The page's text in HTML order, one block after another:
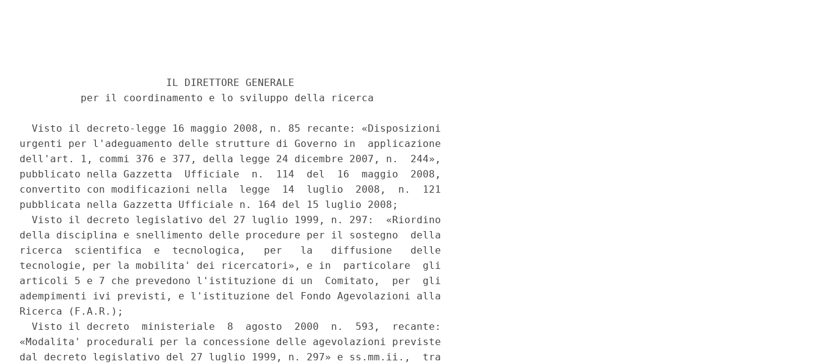
                        IL DIRETTORE GENERALE
          per il coordinamento e lo sviluppo della ricerca
  Visto il decreto-legge 16 maggio 2008, n. 85 recante: «Disposizioni
urgenti per l'adeguamento delle strutture di Governo in  applicazione
dell'art. 1, commi 376 e 377, della legge 24 dicembre 2007, n.  244»,
pubblicato nella Gazzetta  Ufficiale  n.  114  del  16  maggio  2008,
convertito con modificazioni nella  legge  14  luglio  2008,  n.  121
pubblicata nella Gazzetta Ufficiale n. 164 del 15 luglio 2008;
  Visto il decreto legislativo del 27 luglio 1999, n. 297:  «Riordino
della disciplina e snellimento delle procedure per il sostegno  della
ricerca  scientifica  e  tecnologica,   per   la   diffusione   delle
tecnologie, per la mobilita' dei ricercatori», e in  particolare  gli
articoli 5 e 7 che prevedono l'istituzione di un  Comitato,  per  gli
adempimenti ivi previsti, e l'istituzione del Fondo Agevolazioni alla
Ricerca (F.A.R.);
  Visto il decreto  ministeriale  8  agosto  2000  n.  593,  recante:
«Modalita' procedurali per la concessione delle agevolazioni previste
dal decreto legislativo del 27 luglio 1999, n. 297» e ss.mm.ii.,  tra